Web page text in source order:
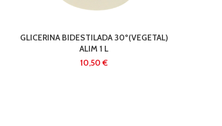
GLICERINA BIDESTILADA 30º(VEGETAL)
ALIM 1 L
€